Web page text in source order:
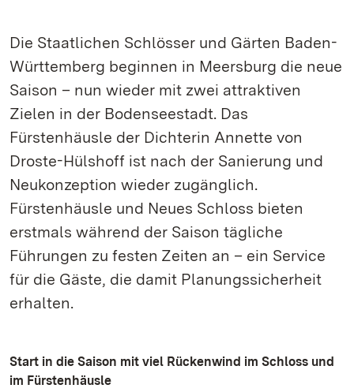
Die Staatlichen Schlösser und Gärten Baden-
Württemberg beginnen in Meersburg die neue
Saison – nun wieder mit zwei attraktiven
Zielen in der Bodenseestadt. Das
Fürstenhäusle der Dichterin Annette von
Droste-Hülshoff ist nach der Sanierung und
Neukonzeption wieder zugänglich.
Fürstenhäusle und Neues Schloss bieten
erstmals während der Saison tägliche
Führungen zu festen Zeiten an – ein Service
für die Gäste, die damit Planungssicherheit
erhalten.
Start in die Saison mit viel Rückenwind im Schloss und
im Fürstenhäusle